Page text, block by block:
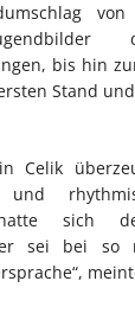
bis hin
Stand
Celik
und
sich
sei bei so